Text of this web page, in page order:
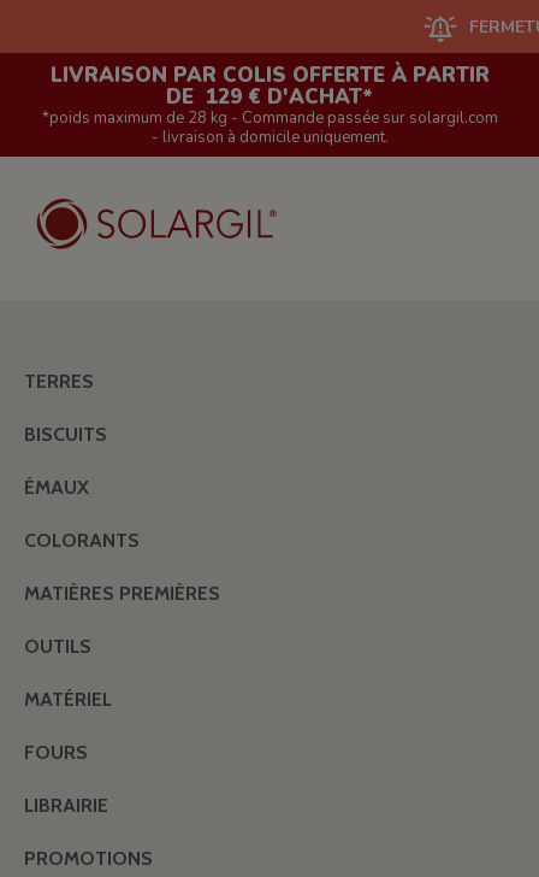
FERMETURE
LIVRAISON PAR COLIS OFFERTE À PARTIR
DE 129 € D'ACHAT*
*poids maximum de 28 kg - Commande passée sur solargil.com
- livraison à domicile uniquement.
TERRES
BISCUITS
ÉMAUX
COLORANTS
MATIÈRES PREMIÈRES
OUTILS
MATÉRIEL
FOURS
LIBRAIRIE
PROMOTIONS